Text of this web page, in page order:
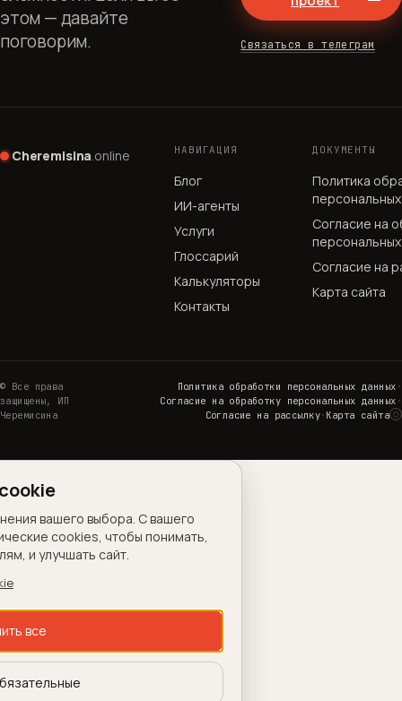
этом — давайте
поговорим.
Связаться в телеграм
Cheremisina.online НАВИГАЦИЯ
Блог
ИИ-агенты
Услуги
Глоссарий
Калькуляторы
Контакты
ДОКУМЕНТЫ
Политика
Согласие на
Согласие на
Карта сайта
© Все права
защищены, ИП
Черемисина
Политика обработки персональных данных ·
Согласие на обработку персональных данных ·
Согласие на рассылку· Карта сайта ◌
вашего выбора. С вашего
cookies, чтобы понимать,
и улучшать сайт.
все